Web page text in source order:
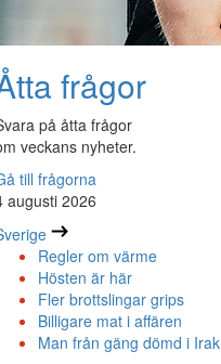
frågor
på åtta frågor
veckans nyheter.
till frågorna
augusti 2026
Regler om värme
Hösten är här
Fler brottslingar grips
Billigare mat i affären
Man från gäng dömd i Irak